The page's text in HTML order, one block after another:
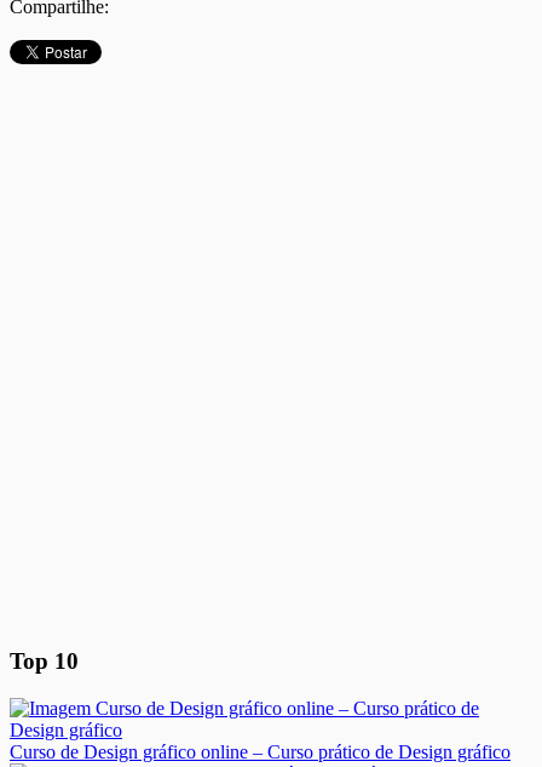
Compartilhe:
Top 10
Curso de Design gráfico online – Curso prático de Design gráfico